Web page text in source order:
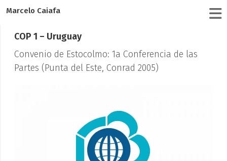
Marcelo Caiafa
COP 1 – Uruguay
Convenio de Estocolmo: 1a Conferencia de las
Partes (Punta del Este, Conrad 2005)